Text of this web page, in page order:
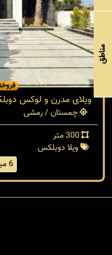
ویلای مدرن و لوکس
چمستان / رمشی
ویلا دوبلکس
6 میلیارد
مناطق